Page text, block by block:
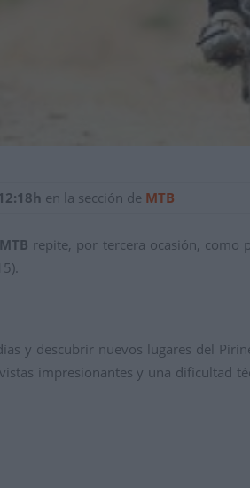
en la sección de MTB
repite, por tercera ocasión, como
y descubrir nuevos lugares del
impresionantes y una dificultad